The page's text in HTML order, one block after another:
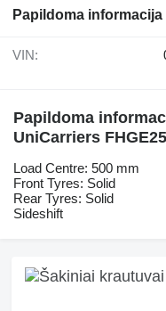
Papildoma informacija
VIN:
Papildoma
UniCarriers
Load Centre: 500 mm
Front Tyres: Solid
Rear Tyres: Solid
Sideshift